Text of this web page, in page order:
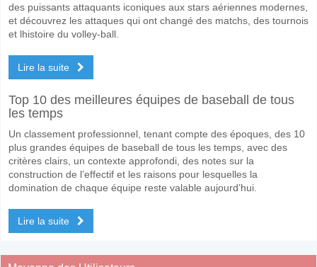
des puissants attaquants iconiques aux stars aériennes modernes,
et découvrez les attaques qui ont changé des matchs, des tournois
et lhistoire du volley-ball.
Lire la suite
Top 10 des meilleures équipes de baseball de tous
les temps
Un classement professionnel, tenant compte des époques, des 10
plus grandes équipes de baseball de tous les temps, avec des
critères clairs, un contexte approfondi, des notes sur la
construction de l’effectif et les raisons pour lesquelles la
domination de chaque équipe reste valable aujourd’hui.
Lire la suite